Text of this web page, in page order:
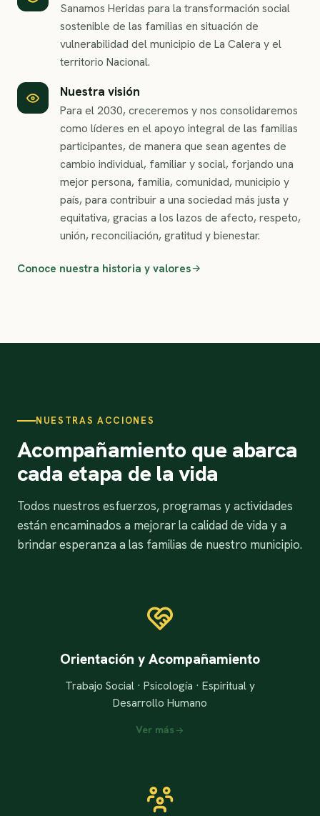
Sanamos Heridas para la transformación social
sostenible de las familias en situación de
vulnerabilidad del municipio de La Calera y el
territorio Nacional.
Nuestra visión
Para el 2030, creceremos y nos consolidaremos
como líderes en el apoyo integral de las familias
participantes, de manera que sean agentes de
cambio individual, familiar y social, forjando una
mejor persona, familia, comunidad, municipio y
país, para contribuir a una sociedad más justa y
equitativa, gracias a los lazos de afecto, respeto,
unión, reconciliación, gratitud y bienestar.
Conoce nuestra historia y valores
NUESTRAS ACCIONES
Acompañamiento que abarca
cada etapa de la vida
Todos nuestros esfuerzos, programas y actividades
están encaminados a mejorar la calidad de vida y a
brindar esperanza a las familias de nuestro municipio.
Orientación y Acompañamiento
Trabajo Social · Psicología · Espiritual y
Desarrollo Humano
Ver más